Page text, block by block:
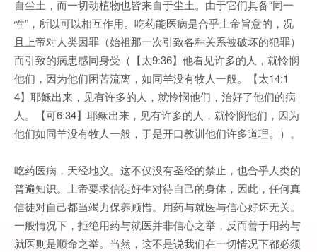
自尘土，而一切动植物也皆来自于尘土。由于它们具备“同一
性”，所以可以相互作用。吃药能医病是合乎上帝旨意的，况
且上帝对人类因罪（始祖那一次引致各种关系被破坏的犯罪）
而引致的病患感同身受（【太9:36】他看见许多的人，就怜悯
他们，因为他们困苦流离，如同羊没有牧人一般。【太14:1
4】耶稣出来，见有许多的人，就怜悯他们，治好了他们的病
人。【可6:34】耶稣出来，见有许多的人，就怜悯他们，因为
他们如同羊没有牧人一般，于是开口教训他们许多道理。）。
吃药医病，天经地义。这不仅没有圣经的禁止，也合乎人类的
普遍知识。上帝要求信徒好生对待自己的身体，因此，任何真
信徒对自己都当竭力保养顾惜。用药与就医与信心好坏无关。
一般情况下，拒绝用药与就医并非信心之举，反而善于用药与
就医则是顺命之举。当然，这不是说我们在一切情况下都必须